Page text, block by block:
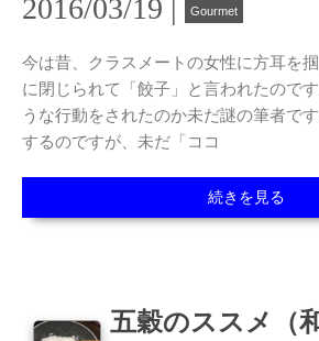
2016/03/19 | Gourmet
今は昔、クラスメートの女性に方耳を
に閉じられて「餃子」と言われたので
うな行動をされたのか未だ謎の筆者で
するのですが、未だ「ココ
続きを見る
五穀のススメ（和